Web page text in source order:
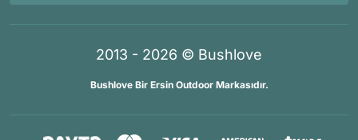
2013 - 2026 © Bushlove
Bushlove Bir Ersin Outdoor Markasıdır.